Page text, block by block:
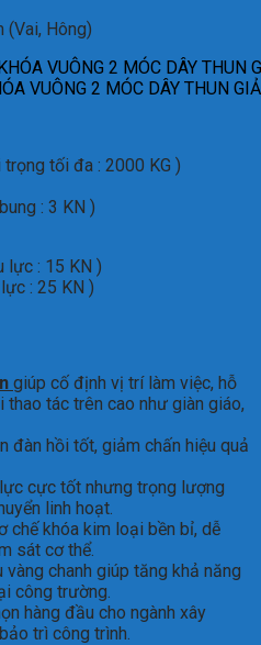
(Vai, Hông)
VUÔNG 2 MÓC DÂY THUN
tối đa : 2000 KG )
: 3 KN )
lực : 15 KN )
: 25 KN )
giúp cố định vị trí làm việc, hỗ
tác trên cao như giàn giáo,
đàn hồi tốt, giảm chấn hiệu quả
cực tốt nhưng trọng lượng
linh hoạt.
chế khóa kim loại bền bỉ, dễ
sát cơ thể.
vàng chanh giúp tăng khả năng
công trường.
hàng đầu cho ngành xây
trì công trình.